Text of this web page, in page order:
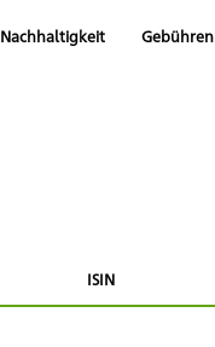
Nachhaltigkeit Gebühren
ISIN